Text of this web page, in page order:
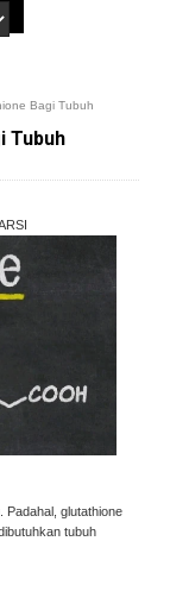
Bagi Tubuh
Tubuh
Padahal, glutathione
tubuh